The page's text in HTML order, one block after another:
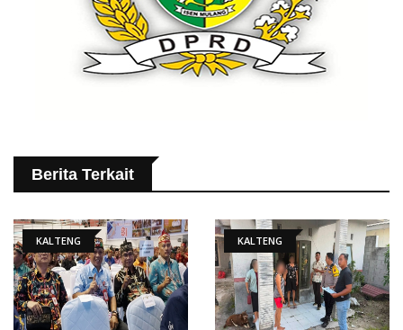
Berita Terkait
KALTENG KALTENG